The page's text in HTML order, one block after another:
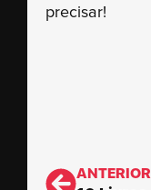
precisar!
ANTERIOR